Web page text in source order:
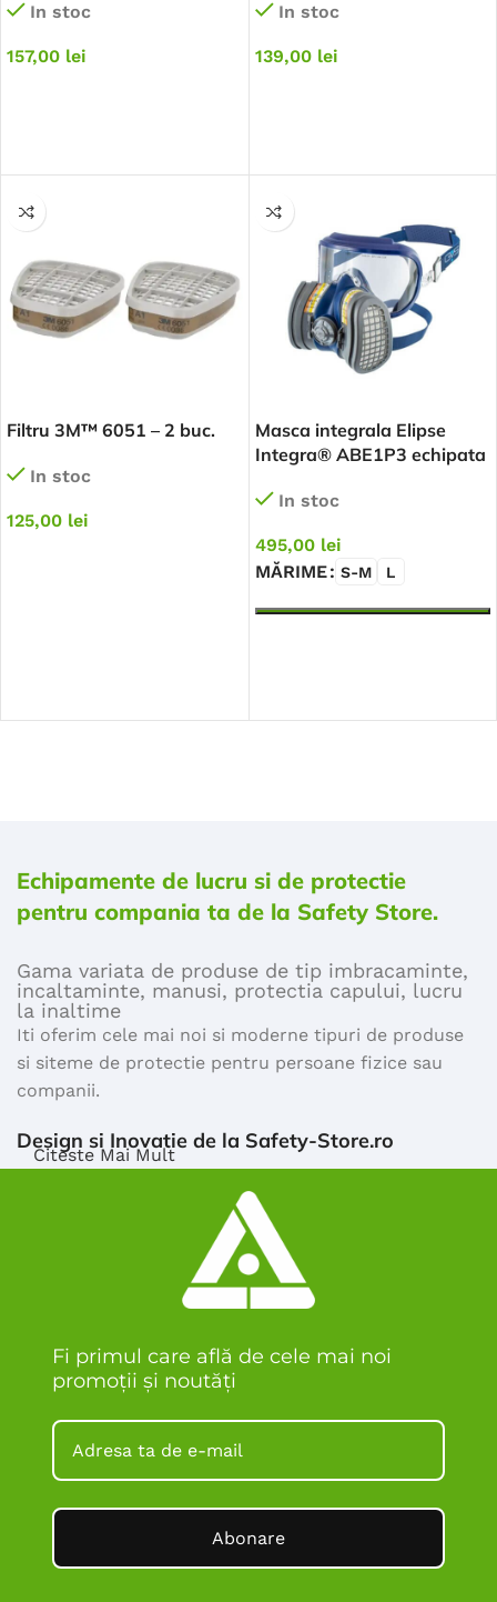
In stoc
157,00 lei
In stoc
139,00 lei
Filtru 3M™ 6051 – 2 buc.
In stoc
125,00 lei
Masca integrala Elipse
Integra® ABE1P3 echipata
In stoc
495,00 lei
MĂRIME
S-M L
Echipamente de lucru si de protectie
pentru compania ta de la Safety Store.
Gama variata de produse de tip imbracaminte,
incaltaminte, manusi, protectia capului, lucru
la inaltime
Iti oferim cele mai noi si moderne tipuri de produse
si siteme de protectie pentru persoane fizice sau
companii.
Design si Inovatie de la Safety-Store.ro
Majoritatea produselor comercializate de safety
store sunt certificate ISO si TUV Calitate
toate produsele noastre.
De ce echipamente de lucru si de protectie de la
Toate echipamentele de lucru si de protectie
rezistente, si certificate. Avem zeci de produse de
protectie si siguranta in lucru, sitluri diferite pentru
fiecare. Alegerea este a ta, ce mai astepti?
Descopera toateechipamente de lucrusausisteme
Citeste Mai Mult
Fi primul care află de cele mai noi
promoții și noutăți
Abonare